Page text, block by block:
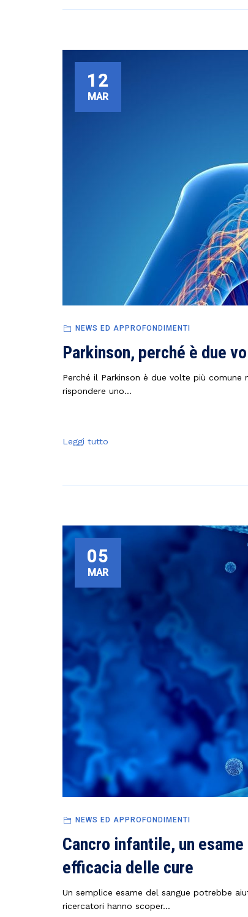
12
MAR
NEWS ED APPROFONDIMENTI
Parkinson, perché è due
Perché il Parkinson è due volte più comune
rispondere uno...
Leggi tutto
05
MAR
NEWS ED APPROFONDIMENTI
Cancro infantile, un
efficacia delle cure
Un semplice esame del sangue potrebbe
ricercatori hanno scoper...